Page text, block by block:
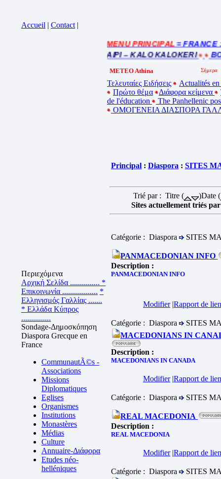
Accueil | Contact |
Περιεχόμενα
Αρχική Σελίδα ............... *
Επικοινωνία .................. *
Ελληνισμός Γαλλίας .......
* Ελλάδα Κύπρος
...............
Sondage-Δημοσκόπηση
Diaspora Grecque en
France
CommunautÃ©s -
Associations
Missions
Diplomatiques
Eglises
Organismes
Institutions
Monastères
Médias
Culture
Annuaire-Διάφορα
Etudes néo-
helléniques
= MENU PRINCIPAL= FRANCE :
BEL ETE – ΚΑΛΟ ΚΑΛΟΚΑΙΡΙ – KALO KALOKERI
METEO Athina
Τελευταίες Ειδήσεις
Actualités
Πρώτο θέμα
Διάφορα κείμενα
de l'éducation
The Panhellenic
ΟΜΟΓΕΝΕΙΑ ΔΙΑΣΠΟΡΑ
Principal : Diaspora : SITES
Trié par : Titre (
)Date (
Sites actuellement triés
Catégorie : Diaspora SITES
PANMACEDONIAN INFO
Description :
PANMACEDONIAN INFO
Modifier|Rapport de
Catégorie : Diaspora
SITES
MACEDONIANS IN
Description :
MACEDONIANS IN CANADA
Modifier|Rapport de
Catégorie : Diaspora SITES
REAL MACEDONIA
Description :
REAL MACEDONIA
Modifier|Rapport de
Catégorie : Diaspora
SITES